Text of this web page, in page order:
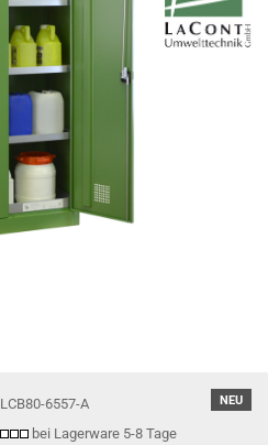
NEU
LCB80-6557-A
bei Lagerware 5-8 Tage